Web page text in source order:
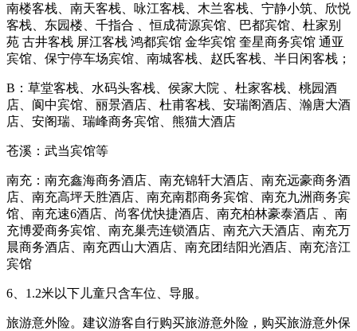
南楼客栈、南天客栈、咏江客栈、木兰客栈、宁静小筑、欣悦
客栈、东园楼、千指合 、恒成荷源宾馆、巴都宾馆、杜家别
苑 古井客栈 屏江客栈 鸿都宾馆 金华宾馆 奎星商务宾馆 通亚
宾馆、保宁停车场宾馆、南城客栈、赵氏客栈、半日闲客栈；
B：草堂客栈、水码头客栈、侯家大院 、杜家客栈、桃园酒
店、阆中宾馆、丽景酒店、杜甫客栈、安瑞阁酒店、瀚唐大酒
店、安阁瑞、瑞峰商务宾馆、熊猫大酒店
苍溪：武当宾馆等
南充：南充鑫海商务酒店、南充锦轩大酒店、南充远豪商务酒
店、南充高坪天胜酒店、南充南郡商务宾馆、南充九洲商务宾
馆、南充速6酒店、尚客优快捷酒店、南充柏林豪泰酒店 、南
充博爱商务宾馆、南充巢壳连锁酒店、南充六天酒店、南充万
晨商务酒店、南充西山大酒店、南充团结阳光酒店、南充涪江
宾馆
6、1.2米以下儿童只含车位、导服。
旅游意外险。建议游客自行购买旅游意外险，购买旅游意外保